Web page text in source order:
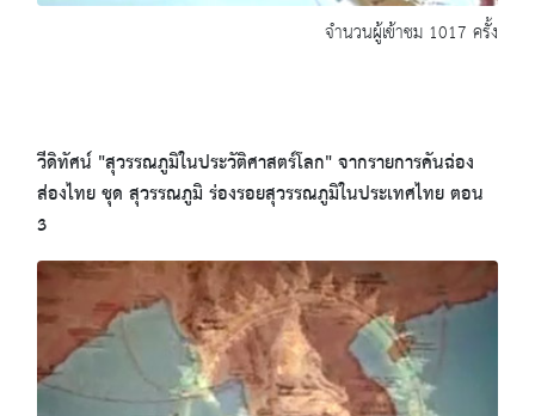
จำนวนผู้เข้าชม 1017 ครั้ง
วีดิทัศน์ "สุวรรณภูมิในประวัติศาสตร์โลก" จากรายการคันฉ่อง
ส่องไทย ชุด สุวรรณภูมิ ร่องรอยสุวรรณภูมิในประเทศไทย ตอน
3